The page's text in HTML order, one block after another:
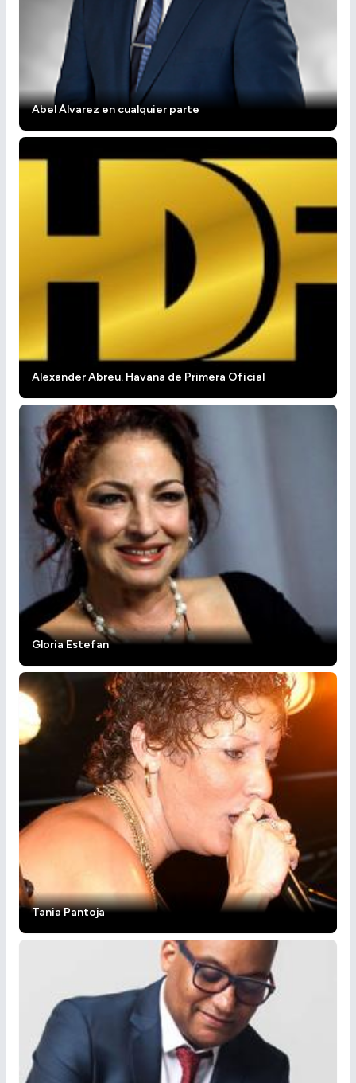
Abel Álvarez en cualquier parte
Alexander Abreu. Havana de Primera Oficial
Gloria Estefan
Tania Pantoja